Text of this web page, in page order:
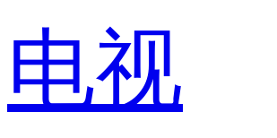
电视